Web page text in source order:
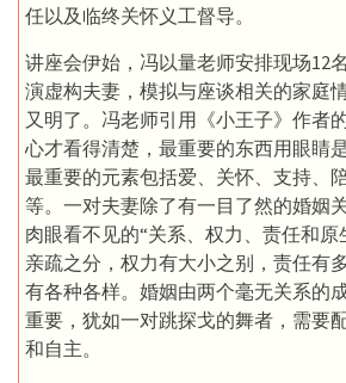
任以及临终关怀义工督导。
讲座会伊始，冯以量老师安排现场12
演虚构夫妻，模拟与座谈相关的家庭
又明了。冯老师引用《小王子》作者
心才看得清楚，最重要的东西用眼睛
最重要的元素包括爱、关怀、支持、
等。一对夫妻除了有一目了然的婚姻
肉眼看不见的“关系、权力、责任和
亲疏之分，权力有大小之别，责任有
有各种各样。婚姻由两个毫无关系的
重要，犹如一对跳探戈的舞者，需要
和自主。